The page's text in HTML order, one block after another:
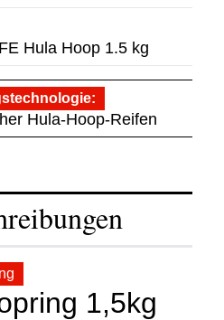
Hula Hoop 1.5 kg
Hula-Hoop-Reifen
1,5kg